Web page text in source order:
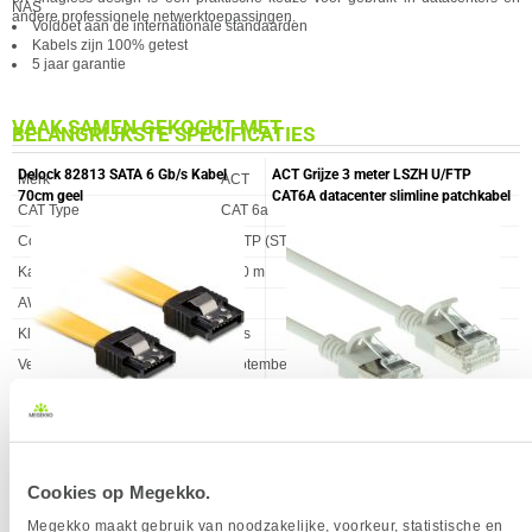
Cookies op Megekko.
Megekko maakt gebruik van noodzakelijke, voorkeur, statistische en
andere professionele netwerktoepassingen.
BELANGRIJKSTE SPECIFICATIES
Eigenschap Waarde
Merk
ACT
CAT Type
CAT 6a
Constructie
U/FTP (STP)
Kabellengte
0.50 m
AWG maat
32
Kleur Product
Grijs
Verkrijgbaar sinds
September 2020
SPECIFICATIES
Waarde
Aderdoorsnede
NAS
Voldoet aan de internationale standaarden
Kabels zijn 100% getest
5 jaar garantie
VAAK SAMEN GEKOCHT MET
Delock 82813 SATA 6 Gb/s Kabel
70cm geel
ACT Grijze 3 meter LSZH U/FTP
CAT6A datacenter slimline patchkabel
ACT Witte 1 meter LSZH U/FTP
CAT6A datacenter slimline patchkabel